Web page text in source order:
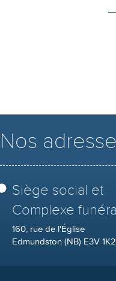
Nos
Siège social et
Complexe
160, rue de l'Église
Edmundston (NB) E3V 1K2